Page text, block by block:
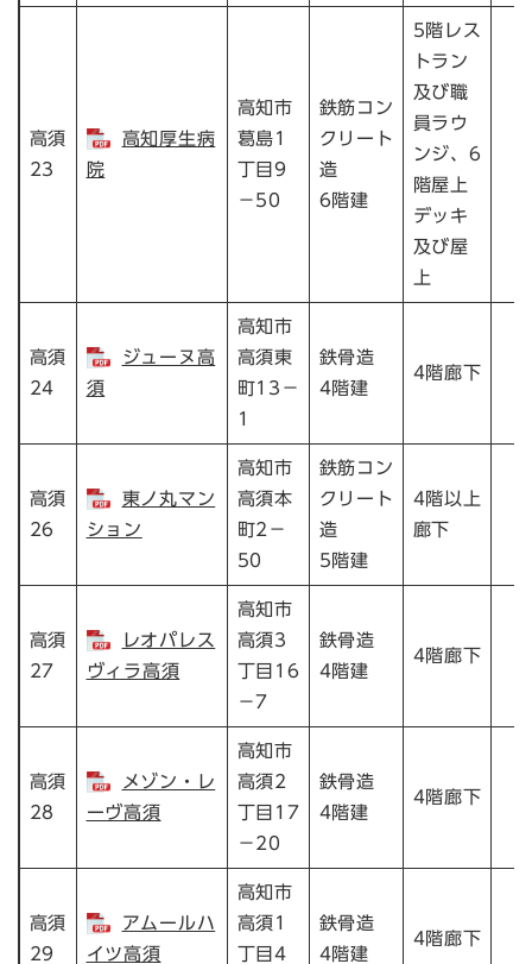
高須
23
高知厚生病
院
高知市
葛島1
丁目9
－50
鉄筋コン
クリート
造
6階建
5階レス
トラン
及び職
員ラウ
ンジ、6
階屋上
デッキ
及び屋
上
高須
24
ジューヌ高
須
高知市
高須東
町13－
1
鉄骨造
4階建
4階廊下
高須
26
東ノ丸マン
ション
高知市
高須本
町2－
50
鉄筋コン
クリート
造
5階建
4階以上
廊下
高須
27
レオパレス
ヴィラ高須
高知市
高須3
丁目16
－7
鉄骨造
4階建
4階廊下
高須
28
メゾン・レ
ーヴ高須
高知市
高須2
丁目17
－20
鉄骨造
4階建
4階廊下
高須
29
アムールハ
イツ高須
高知市
高須1
丁目4
鉄骨造
4階建
4階廊下